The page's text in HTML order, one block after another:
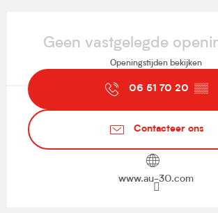
Geen vastgelegde
Openingstijden bekijken
06 51 70 20 ▒▒
Contacteer ons
www.au-30.com